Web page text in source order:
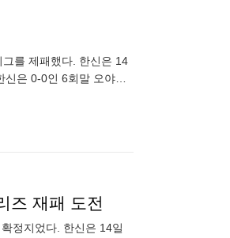
14
은 0-0인 6회말 오야마
즈 재패 도전
정지었다. 한신은 14일